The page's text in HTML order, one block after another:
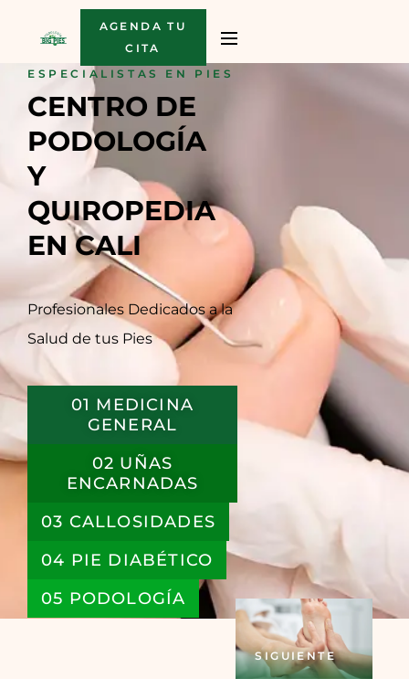
AGENDA TU
CITA
ESPECIALISTAS EN PIES
CENTRO DE
PODOLOGÍA
Y
QUIROPEDIA
EN CALI
Profesionales Dedicados a la
Salud de tus Pies
01 MEDICINA
GENERAL
02 UÑAS
ENCARNADAS
03 CALLOSIDADES
04 PIE DIABÉTICO
05 PODOLOGÍA
SIGUIENTE